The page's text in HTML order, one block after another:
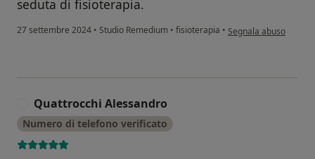
seduta di fisioterapia.
27 settembre 2024 • Studio Remedium • fisioterapia • secondo l'opinione
Segnala abuso
Quattrocchi Alessandro
Numero di telefono verificato